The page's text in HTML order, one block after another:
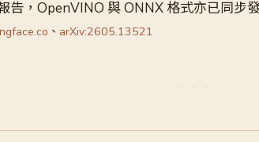
告，OpenVINO 與 ONNX 格式亦已同步
、 arXiv:2605.13521